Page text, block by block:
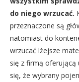
do niego wrzucać.
przeznaczone są
natomiast do
wrzucać lżejsze
się z firmą oferującą
się, że wybrany